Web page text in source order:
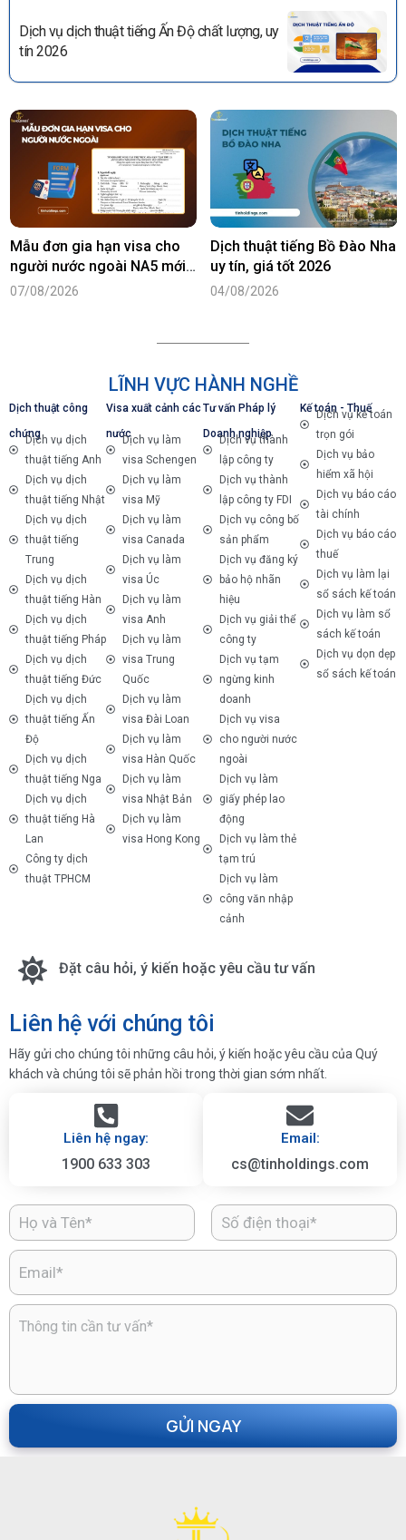
Dịch vụ dịch thuật tiếng Ấn Độ chất lượng, uy
tín 2026
Mẫu đơn gia hạn visa cho
người nước ngoài NA5 mới
nhất năm 2026
07/08/2026
Dịch thuật tiếng Bồ Đào Nha
uy tín, giá tốt 2026
04/08/2026
LĨNH VỰC HÀNH NGHỀ
Dịch thuật công
chứngDịch vụ dịch
thuật tiếng Anh
Dịch vụ dịch
thuật tiếng Nhật
Dịch vụ dịch
thuật tiếng
Trung
Dịch vụ dịch
thuật tiếng Hàn
Dịch vụ dịch
thuật tiếng Pháp
Dịch vụ dịch
thuật tiếng Đức
Dịch vụ dịch
thuật tiếng Ấn
Độ
Dịch vụ dịch
thuật tiếng Nga
Dịch vụ dịch
thuật tiếng Hà
Lan
Công ty dịch
thuật TPHCM
Visa xuất cảnh các
nướcDịch vụ làm
visa Schengen
Dịch vụ làm
visa Mỹ
Dịch vụ làm
visa Canada
Dịch vụ làm
visa Úc
Dịch vụ làm
visa Anh
Dịch vụ làm
visa Trung
Quốc
Dịch vụ làm
visa Đài Loan
Dịch vụ làm
visa Hàn Quốc
Dịch vụ làm
visa Nhật Bản
Dịch vụ làm
visa Hong Kong
Tư vấn Pháp lý
Doanh nghiệp
Dịch vụ thành
lập công ty
Dịch vụ thành
lập công ty FDI
Dịch vụ công bố
sản phẩm
Dịch vụ đăng ký
bảo hộ nhãn
hiệu
Dịch vụ giải thể
công ty
Dịch vụ tạm
ngừng kinh
doanh
Dịch vụ visa
cho người nước
ngoài
Dịch vụ làm
giấy phép lao
động
Dịch vụ làm thẻ
tạm trú
Dịch vụ làm
công văn nhập
cảnh
Kế toán - Thuế
Dịch vụ kế toán
trọn gói
Dịch vụ bảo
hiểm xã hội
Dịch vụ báo cáo
tài chính
Dịch vụ báo cáo
thuế
Dịch vụ làm lại
sổ sách kế toán
Dịch vụ làm sổ
sách kế toán
Dịch vụ dọn dẹp
sổ sách kế toán
Đặt câu hỏi, ý kiến hoặc yêu cầu tư vấn
Liên hệ với chúng tôi
Hãy gửi cho chúng tôi những câu hỏi, ý kiến hoặc yêu cầu của Quý
khách và chúng tôi sẽ phản hồi trong thời gian sớm nhất.
Liên hệ ngay:
1900 633 303
Email:
cs@tinholdings.com